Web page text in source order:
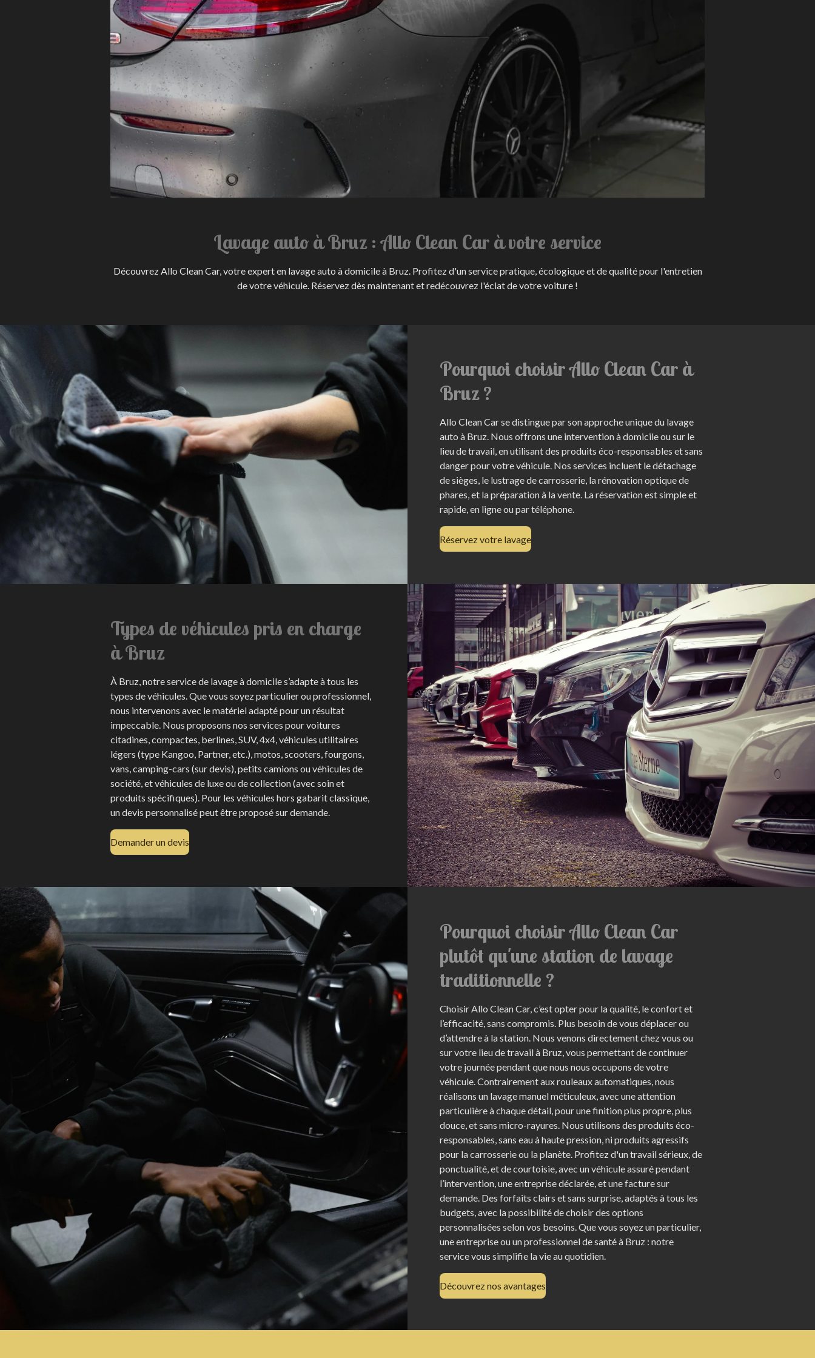
Lavage auto à Bruz : Allo Clean Car à votre service
Découvrez Allo Clean Car, votre expert en lavage auto à domicile à Bruz. Profitez d'un service pratique, écologique et de qualité pour l'entretien
de votre véhicule. Réservez dès maintenant et redécouvrez l'éclat de votre voiture !
Pourquoi choisir Allo Clean Car à
Bruz ?
Allo Clean Car se distingue par son approche unique du lavage
auto à Bruz. Nous offrons une intervention à domicile ou sur le
lieu de travail, en utilisant des produits éco-responsables et sans
danger pour votre véhicule. Nos services incluent le détachage
de sièges, le lustrage de carrosserie, la rénovation optique de
phares, et la préparation à la vente. La réservation est simple et
rapide, en ligne ou par téléphone.
Réservez votre lavage
Types de véhicules pris en charge
à Bruz
À Bruz, notre service de lavage à domicile s’adapte à tous les
types de véhicules. Que vous soyez particulier ou professionnel,
nous intervenons avec le matériel adapté pour un résultat
impeccable. Nous proposons nos services pour voitures
citadines, compactes, berlines, SUV, 4x4, véhicules utilitaires
légers (type Kangoo, Partner, etc.), motos, scooters, fourgons,
vans, camping-cars (sur devis), petits camions ou véhicules de
société, et véhicules de luxe ou de collection (avec soin et
produits spécifiques). Pour les véhicules hors gabarit classique,
un devis personnalisé peut être proposé sur demande.
Demander un devis
Pourquoi choisir Allo Clean Car
plutôt qu'une station de lavage
traditionnelle ?
Choisir Allo Clean Car, c’est opter pour la qualité, le confort et
l’efficacité, sans compromis. Plus besoin de vous déplacer ou
d’attendre à la station. Nous venons directement chez vous ou
sur votre lieu de travail à Bruz, vous permettant de continuer
votre journée pendant que nous nous occupons de votre
véhicule. Contrairement aux rouleaux automatiques, nous
réalisons un lavage manuel méticuleux, avec une attention
particulière à chaque détail, pour une finition plus propre, plus
douce, et sans micro-rayures. Nous utilisons des produits éco-
responsables, sans eau à haute pression, ni produits agressifs
pour la carrosserie ou la planète. Profitez d'un travail sérieux, de
ponctualité, et de courtoisie, avec un véhicule assuré pendant
l’intervention, une entreprise déclarée, et une facture sur
demande. Des forfaits clairs et sans surprise, adaptés à tous les
budgets, avec la possibilité de choisir des options
personnalisées selon vos besoins. Que vous soyez un particulier,
une entreprise ou un professionnel de santé à Bruz : notre
service vous simplifie la vie au quotidien.
Découvrez nos avantages